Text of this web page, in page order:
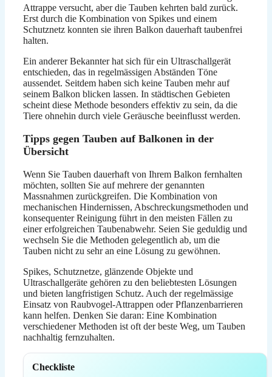
Attrappe versucht, aber die Tauben kehrten bald zurück.
Erst durch die Kombination von Spikes und einem
Schutznetz konnten sie ihren Balkon dauerhaft taubenfrei
halten.
Ein anderer Bekannter hat sich für ein Ultraschallgerät
entschieden, das in regelmässigen Abständen Töne
aussendet. Seitdem haben sich keine Tauben mehr auf
seinem Balkon blicken lassen. In städtischen Gebieten
scheint diese Methode besonders effektiv zu sein, da die
Tiere ohnehin durch viele Geräusche beeinflusst werden.
Tipps gegen Tauben auf Balkonen in der
Übersicht
Wenn Sie Tauben dauerhaft von Ihrem Balkon fernhalten
möchten, sollten Sie auf mehrere der genannten
Massnahmen zurückgreifen. Die Kombination von
mechanischen Hindernissen, Abschreckungsmethoden und
konsequenter Reinigung führt in den meisten Fällen zu
einer erfolgreichen Taubenabwehr. Seien Sie geduldig und
wechseln Sie die Methoden gelegentlich ab, um die
Tauben nicht zu sehr an eine Lösung zu gewöhnen.
Spikes, Schutznetze, glänzende Objekte und
Ultraschallgeräte gehören zu den beliebtesten Lösungen
und bieten langfristigen Schutz. Auch der regelmässige
Einsatz von Raubvogel-Attrappen oder Pflanzenbarrieren
kann helfen. Denken Sie daran: Eine Kombination
verschiedener Methoden ist oft der beste Weg, um Tauben
nachhaltig fernzuhalten.
Checkliste